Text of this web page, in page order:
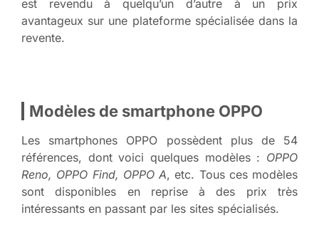
est revendu à quelqu’un d’autre à un prix
avantageux sur une plateforme spécialisée dans la
revente.
Modèles de smartphone OPPO
Les smartphones OPPO possèdent plus de 54
références, dont voici quelques modèles : OPPO
Reno, OPPO Find, OPPO A, etc. Tous ces modèles
sont disponibles en reprise à des prix très
intéressants en passant par les sites spécialisés.